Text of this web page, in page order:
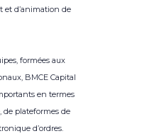
et d’animation de
formées aux
BMCE Capital
en termes
de plateformes de
d’ordres.